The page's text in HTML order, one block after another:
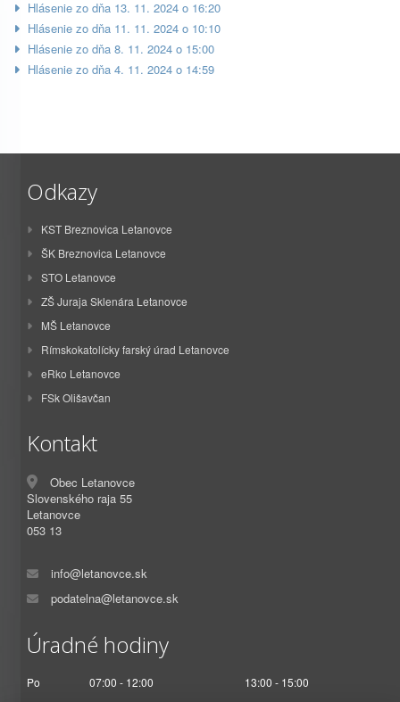
Hlásenie zo dňa 13. 11. 2024 o 16:20
Hlásenie zo dňa 11. 11. 2024 o 10:10
Hlásenie zo dňa 8. 11. 2024 o 15:00
Hlásenie zo dňa 4. 11. 2024 o 14:59
Odkazy
KST Breznovica Letanovce
ŠK Breznovica Letanovce
STO Letanovce
ZŠ Juraja Sklenára Letanovce
MŠ Letanovce
Rímskokatolícky farský úrad Letanovce
eRko Letanovce
FSk Olišavčan
Kontakt
Obec Letanovce
Slovenského raja 55
Letanovce
053 13
info@letanovce.sk
podatelna@letanovce.sk
Úradné hodiny
Po 07:00 - 12:00
13:00 - 15:00